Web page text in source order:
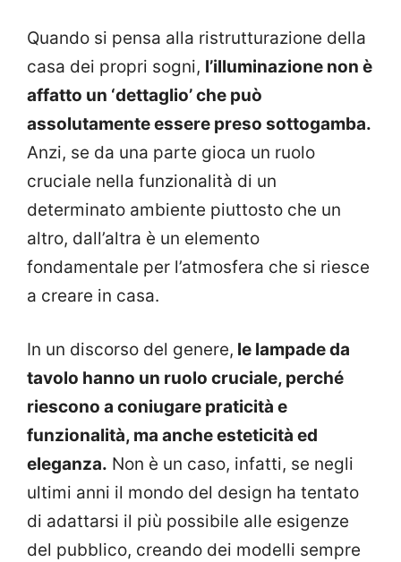
Quando si pensa alla ristrutturazione della
casa dei propri sogni, l’illuminazione non è
affatto un ‘dettaglio’ che può
assolutamente essere preso sottogamba.
Anzi, se da una parte gioca un ruolo
cruciale nella funzionalità di un
determinato ambiente piuttosto che un
altro, dall’altra è un elemento
fondamentale per l’atmosfera che si riesce
a creare in casa.
In un discorso del genere, le lampade da
tavolo hanno un ruolo cruciale, perché
riescono a coniugare praticità e
funzionalità, ma anche esteticità ed
eleganza. Non è un caso, infatti, se negli
ultimi anni il mondo del design ha tentato
di adattarsi il più possibile alle esigenze
del pubblico, creando dei modelli sempre